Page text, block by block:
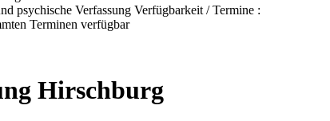
psychische Verfassung Verfügbarkeit / Termine :
Terminen verfügbar
Hirschburg